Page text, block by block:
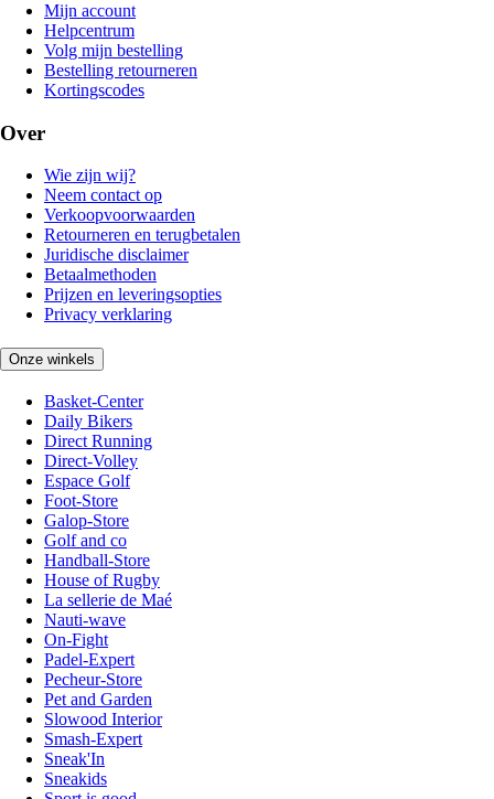
Mijn account
Helpcentrum
Volg mijn bestelling
Bestelling retourneren
Kortingscodes
Over
Wie zijn wij?
Neem contact op
Verkoopvoorwaarden
Retourneren en terugbetalen
Juridische disclaimer
Betaalmethoden
Prijzen en leveringsopties
Privacy verklaring
Onze winkels
Basket-Center
Daily Bikers
Direct Running
Direct-Volley
Espace Golf
Foot-Store
Galop-Store
Golf and co
Handball-Store
House of Rugby
La sellerie de Maé
Nauti-wave
On-Fight
Padel-Expert
Pecheur-Store
Pet and Garden
Slowood Interior
Smash-Expert
Sneak'In
Sneakids